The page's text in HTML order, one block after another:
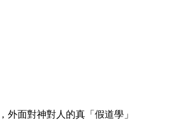
外面對神對人的真「假道學」